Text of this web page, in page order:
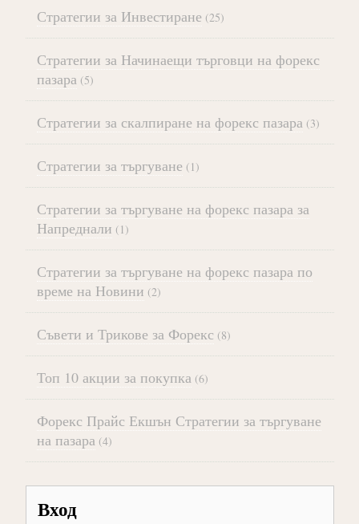
Стратегии за Инвестиране (25)
Стратегии за Начинаещи търговци на форекс
пазара (5)
Стратегии за скалпиране на форекс пазара (3)
Стратегии за търгуване (1)
Стратегии за търгуване на форекс пазара за
Напреднали (1)
Стратегии за търгуване на форекс пазара по
време на Новини (2)
Съвети и Трикове за Форекс (8)
Топ 10 акции за покупка (6)
Форекс Прайс Екшън Стратегии за търгуване
на пазара (4)
Вход